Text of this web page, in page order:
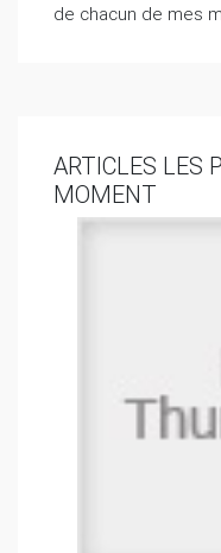
de chacun de mes
ARTICLES LES
MOMENT